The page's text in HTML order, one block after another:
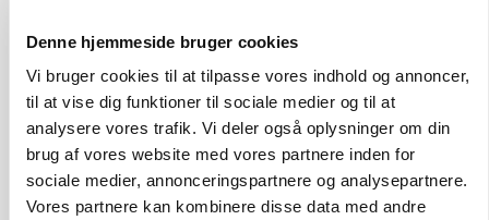
Denne hjemmeside bruger cookies
Vi bruger cookies til at tilpasse vores indhold og annoncer,
til at vise dig funktioner til sociale medier og til at
analysere vores trafik. Vi deler også oplysninger om din
brug af vores website med vores partnere inden for
sociale medier, annonceringspartnere og analysepartnere.
Vores partnere kan kombinere disse data med andre
Annonce
Loading...